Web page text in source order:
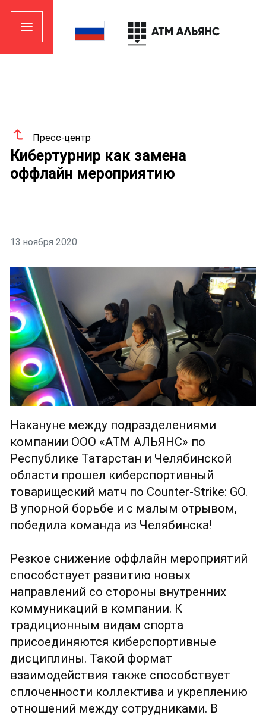
Пресс-центр
Кибертурнир как замена
оффлайн мероприятию
13 ноября 2020
Накануне между подразделениями
компании ООО «АТМ АЛЬЯНС» по
Республике Татарстан и Челябинской
области прошел киберспортивный
товарищеский матч по Counter-Strike: GO.
В упорной борьбе и с малым отрывом,
победила команда из Челябинска!
Резкое снижение оффлайн мероприятий
способствует развитию новых
направлений со стороны внутренних
коммуникаций в компании. К
традиционным видам спорта
присоединяются киберспортивные
дисциплины. Такой формат
взаимодействия также способствует
сплоченности коллектива и укреплению
отношений между сотрудниками. В